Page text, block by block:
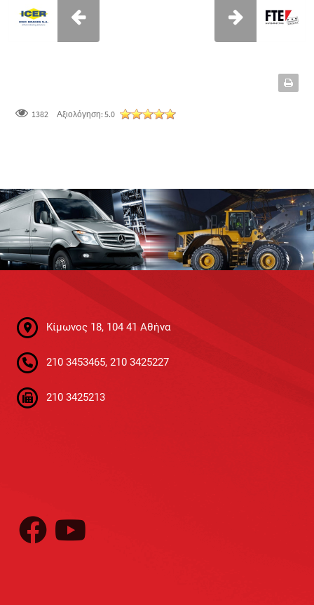
1382 Αξιολόγηση: 5.0
Kίμωνος 18, 104 41 Αθήνα
210 3453465, 210 3425227
210 3425213